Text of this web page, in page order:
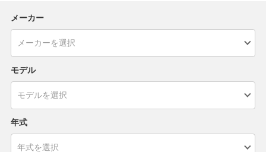
メーカー
モデル
年式